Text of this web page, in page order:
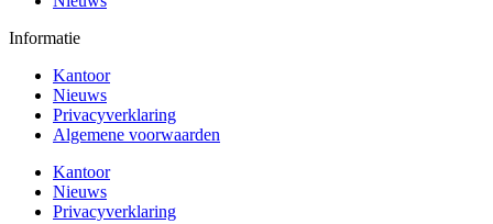
Informatie
Kantoor
Nieuws
Privacyverklaring
Algemene voorwaarden
Kantoor
Nieuws
Privacyverklaring